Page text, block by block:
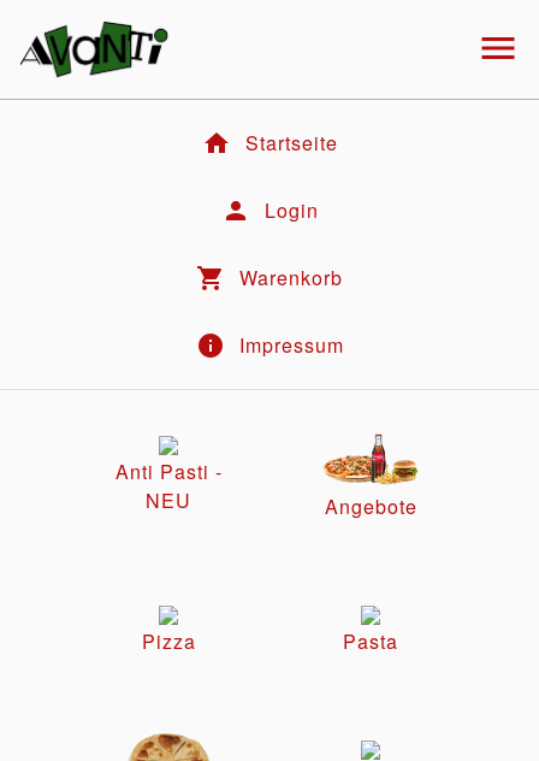
menu
home Startseite
person Login
shopping_cart Warenkorb
info Impressum
Anti Pasti -
NEU
Angebote
Pizza Pasta